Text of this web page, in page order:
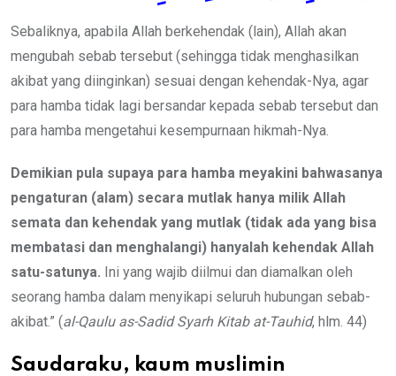
Sebaliknya, apabila Allah berkehendak (lain), Allah akan
mengubah sebab tersebut (sehingga tidak menghasilkan
akibat yang diinginkan) sesuai dengan kehendak-Nya, agar
para hamba tidak lagi bersandar kepada sebab tersebut dan
para hamba mengetahui kesempurnaan hikmah-Nya.
Demikian pula supaya para hamba meyakini bahwasanya
pengaturan (alam) secara mutlak hanya milik Allah
semata dan kehendak yang mutlak (tidak ada yang bisa
membatasi dan menghalangi) hanyalah kehendak Allah
satu-satunya. Ini yang wajib diilmui dan diamalkan oleh
seorang hamba dalam menyikapi seluruh hubungan sebab-
akibat.” (al-Qaulu as-Sadid Syarh Kitab at-Tauhid, hlm. 44)
Saudaraku, kaum muslimin